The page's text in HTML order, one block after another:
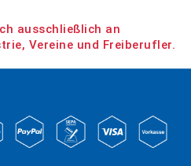
ausschließlich an
Vereine und Freiberufler.